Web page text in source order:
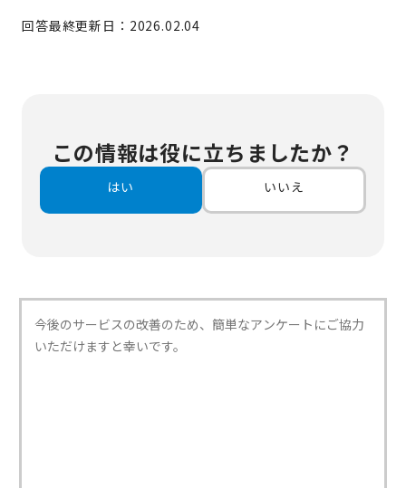
回答最終更新日：2026.02.04
この情報は役に立ちましたか？
はい いいえ